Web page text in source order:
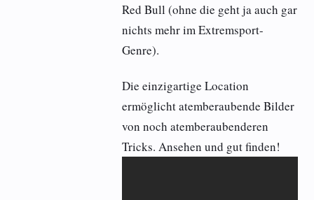
Red Bull (ohne die geht ja auch gar
nichts mehr im Extremsport-
Genre).
Die einzigartige Location
ermöglicht atemberaubende Bilder
von noch atemberaubenderen
Tricks. Ansehen und gut finden!